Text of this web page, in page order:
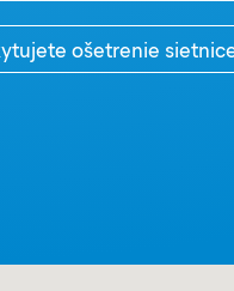
ošetrenie